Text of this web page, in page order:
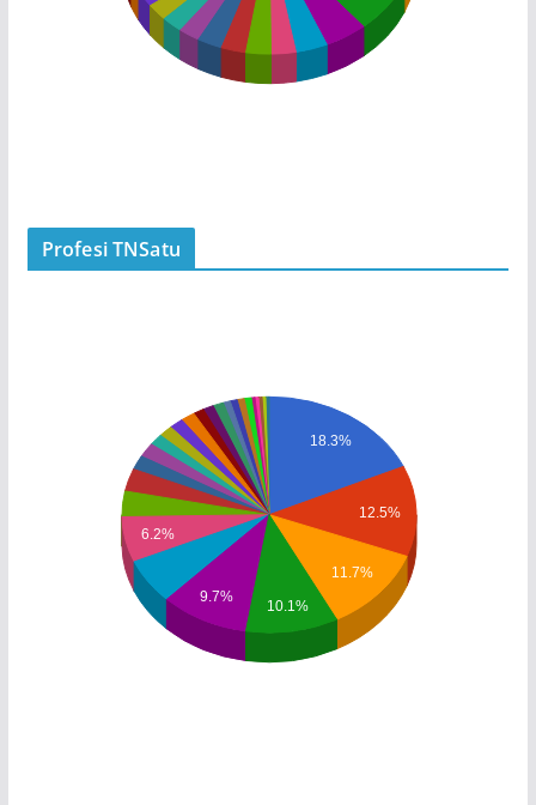
Profesi TNSatu
18.3%
12.5%
11.7%
6.2%
9.7%
10.1%